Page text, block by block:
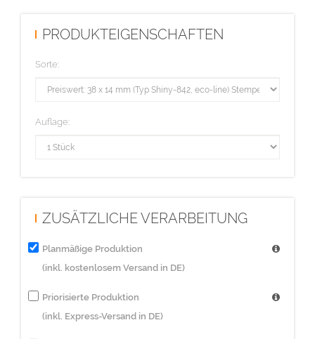
PRODUKTEIGENSCHAFTEN
Sorte:
Auflage:
ZUSÄTZLICHE VERARBEITUNG
Planmäßige Produktion
(inkl. kostenlosem Versand in DE)
Priorisierte Produktion
(inkl. Express-Versand in DE)